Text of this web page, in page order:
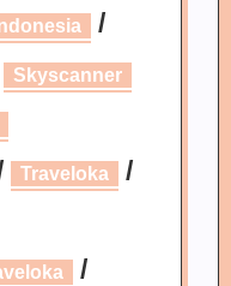
/
Skyscanner
Traveloka /
/